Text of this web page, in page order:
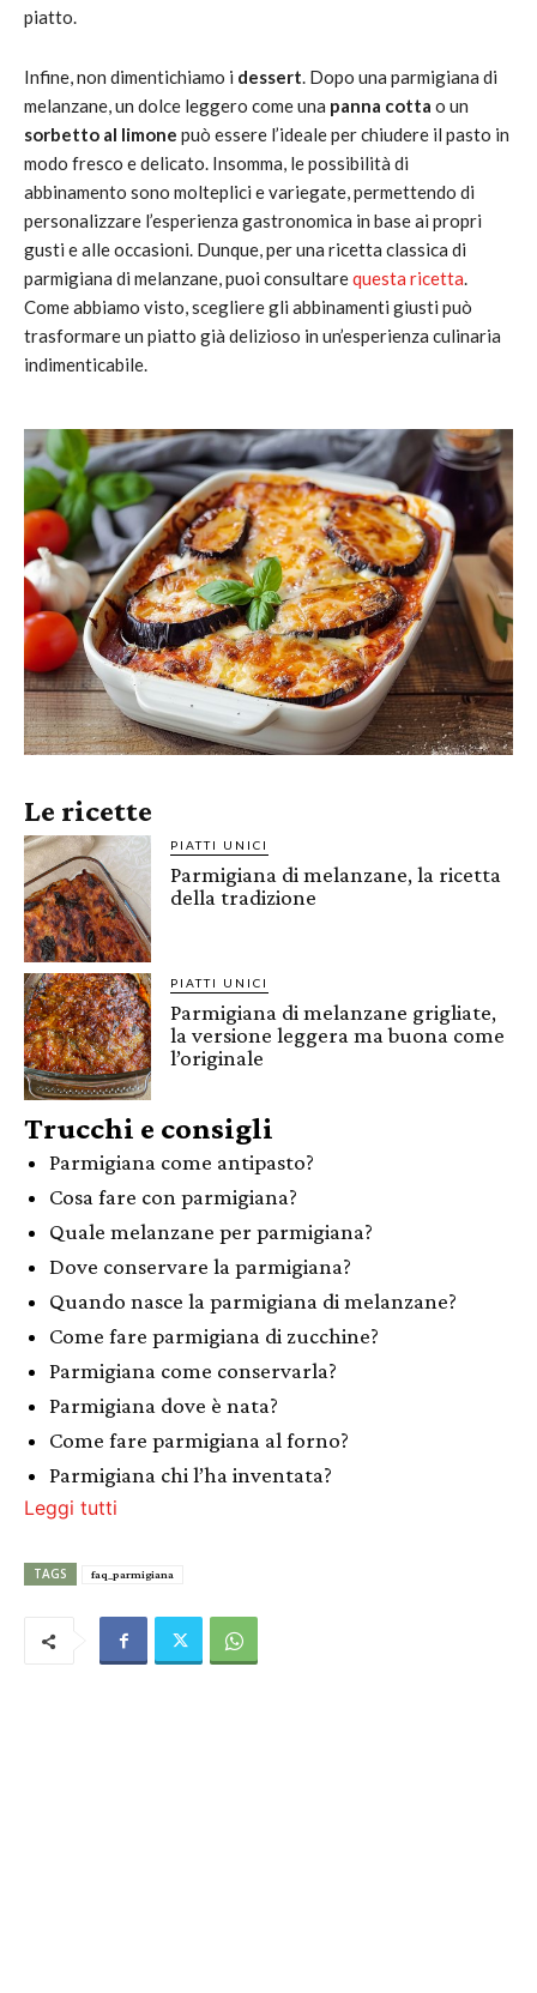
piatto.
Infine, non dimentichiamo i dessert. Dopo una parmigiana di
melanzane, un dolce leggero come una panna cotta o un
sorbetto al limone può essere l’ideale per chiudere il pasto in
modo fresco e delicato. Insomma, le possibilità di
abbinamento sono molteplici e variegate, permettendo di
personalizzare l’esperienza gastronomica in base ai propri
gusti e alle occasioni. Dunque, per una ricetta classica di
parmigiana di melanzane, puoi consultarequesta ricetta.
Come abbiamo visto, scegliere gli abbinamenti giusti può
trasformare un piatto già delizioso in un’esperienza culinaria
indimenticabile.
Le ricette
PIATTI UNICI
Parmigiana di melanzane, la ricetta
della tradizione
PIATTI UNICI
Parmigiana di melanzane grigliate,
la versione leggera ma buona come
l’originale
Trucchi e consigli
Parmigiana come antipasto?
Cosa fare con parmigiana?
Quale melanzane per parmigiana?
Dove conservare la parmigiana?
Quando nasce la parmigiana di melanzane?
Come fare parmigiana di zucchine?
Parmigiana come conservarla?
Parmigiana dove è nata?
Come fare parmigiana al forno?
Parmigiana chi l’ha inventata?
Leggi tutti
TAGS faq_parmigiana